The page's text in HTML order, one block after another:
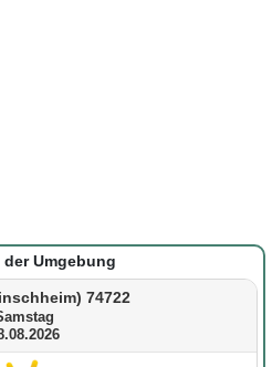
Umgebung
74722